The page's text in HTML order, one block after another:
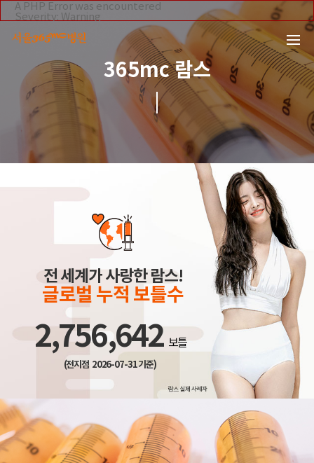
A PHP Error was encountered
Severity: Warning
Message: Invalid argument supplied for foreach()
Filename: _inc/header_body.php
Line Number: 108
Backtrace:
File:
/home/suction/public_html/application/views/mobile/
Line: 108
Function: _error_handler
File:
/home/suction/public_html/application/views/mobile/
Line: 295
Function: include
File:
/home/suction/public_html/application/core/
Function: view
/home/suction/public_html/application/controllers/
Function: view_print
File: /home/suction/public_html/index.php
Function: require_once
본문 바로가기
365mc 람스
전 세계가 사랑한 람스!
글로벌 누적 보틀수
2,756,642보틀
(전지점 2026-07-31 기준)